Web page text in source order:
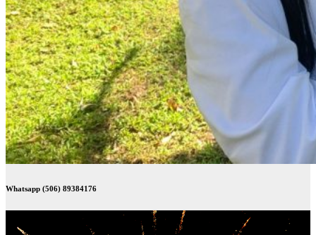
Whatsapp (506) 89384176